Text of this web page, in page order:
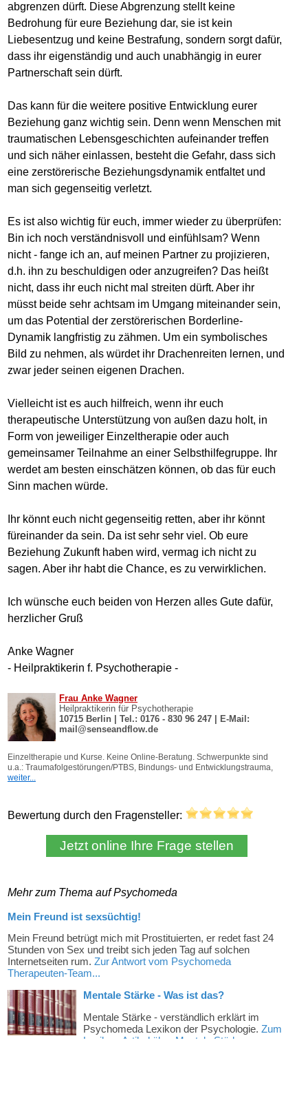
abgrenzen dürft. Diese Abgrenzung stellt keine
Bedrohung für eure Beziehung dar, sie ist kein
Liebesentzug und keine Bestrafung, sondern sorgt dafür,
dass ihr eigenständig und auch unabhängig in eurer
Partnerschaft sein dürft.
Das kann für die weitere positive Entwicklung eurer
Beziehung ganz wichtig sein. Denn wenn Menschen mit
traumatischen Lebensgeschichten aufeinander treffen
und sich näher einlassen, besteht die Gefahr, dass sich
eine zerstörerische Beziehungsdynamik entfaltet und
man sich gegenseitig verletzt.
Es ist also wichtig für euch, immer wieder zu überprüfen:
Bin ich noch verständnisvoll und einfühlsam? Wenn
nicht - fange ich an, auf meinen Partner zu projizieren,
d.h. ihn zu beschuldigen oder anzugreifen? Das heißt
nicht, dass ihr euch nicht mal streiten dürft. Aber ihr
müsst beide sehr achtsam im Umgang miteinander sein,
um das Potential der zerstörerischen Borderline-
Dynamik langfristig zu zähmen. Um ein symbolisches
Bild zu nehmen, als würdet ihr Drachenreiten lernen, und
zwar jeder seinen eigenen Drachen.
Vielleicht ist es auch hilfreich, wenn ihr euch
therapeutische Unterstützung von außen dazu holt, in
Form von jeweiliger Einzeltherapie oder auch
gemeinsamer Teilnahme an einer Selbsthilfegruppe. Ihr
werdet am besten einschätzen können, ob das für euch
Sinn machen würde.
Ihr könnt euch nicht gegenseitig retten, aber ihr könnt
füreinander da sein. Da ist sehr sehr viel. Ob eure
Beziehung Zukunft haben wird, vermag ich nicht zu
sagen. Aber ihr habt die Chance, es zu verwirklichen.
Ich wünsche euch beiden von Herzen alles Gute dafür,
herzlicher Gruß
Anke Wagner
- Heilpraktikerin f. Psychotherapie -
Bewertung durch den Fragensteller:
Mehr zum Thema auf Psychomeda